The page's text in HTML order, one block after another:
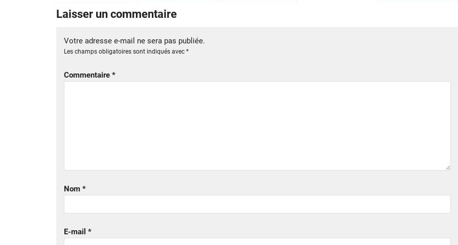
Laisser un commentaire
Votre adresse e-mail ne sera pas publiée.
Les champs obligatoires sont indiqués avec *
Commentaire *
Nom *
E-mail *